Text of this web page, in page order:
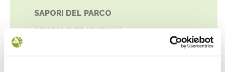
SAPORI DEL PARCO
STORIA E TRADIZIONI
STRUTTURE DIDATTICO-INFORMATIVE